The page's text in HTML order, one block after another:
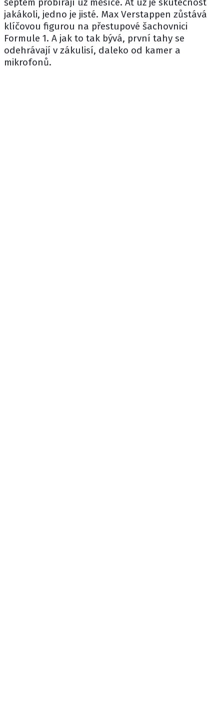
jakákoli, jedno je jisté. Max Verstappen zůstává
klíčovou figurou na přestupové šachovnici
Formule 1. A jak to tak bývá, první tahy se
odehrávají v zákulisí, daleko od kamer a
mikrofonů.